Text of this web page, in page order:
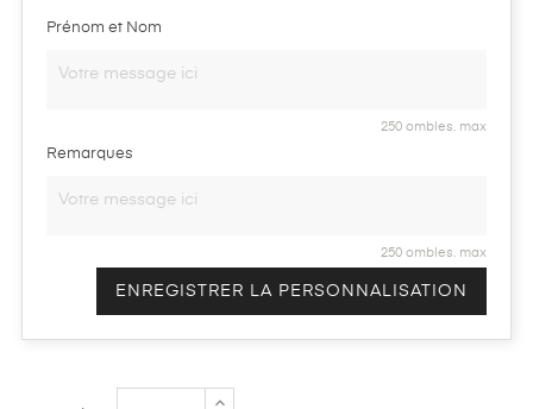
Prénom et Nom
250 ombles. max
Remarques
250 ombles. max
ENREGISTRER LA PERSONNALISATION